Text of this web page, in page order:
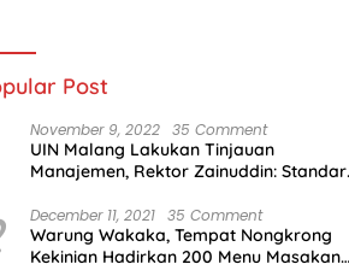
Post
November 9, 2022 35 Comment
UIN Malang Lakukan Tinjauan
Manajemen, Rektor Zainuddin: Standar
December 11, 2021 35 Comment
Warung Wakaka, Tempat Nongkrong
Kekinian Hadirkan 200 Menu Masakan